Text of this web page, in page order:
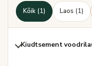
Kõik (1) Laos (1)
Kiudtsement